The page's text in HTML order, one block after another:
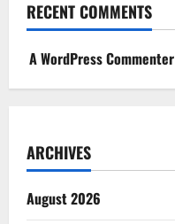
RECENT COMMENTS
A WordPress Commenter
ARCHIVES
August 2026